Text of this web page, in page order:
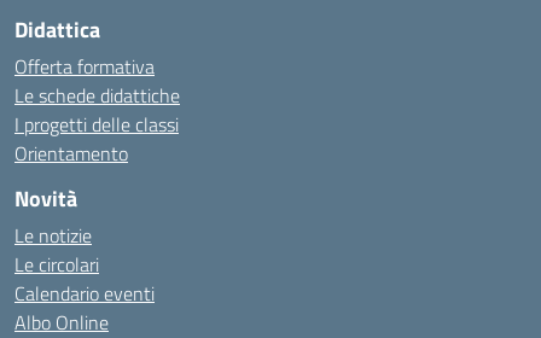
Didattica
Offerta formativa
Le schede didattiche
I progetti delle classi
Orientamento
Novità
Le notizie
Le circolari
Calendario eventi
Albo Online